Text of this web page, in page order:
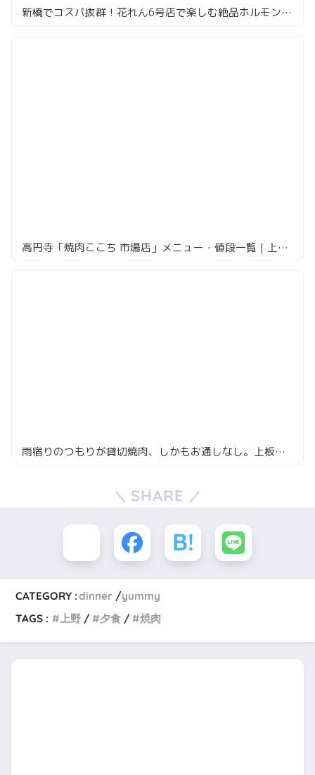
新橋でコスパ抜群！花れん6号店で楽しむ絶品ホルモンと激安ビール酒場
高円寺「焼肉ここち 市場店」メニュー・値段一覧｜上レバーと和牛ハラミを実食
雨宿りのつもりが貸切焼肉、しかもお通しなし。上板橋「七甲山」
SHARE
CATEGORY :dinner
yummy
TAGS :
上野 夕食 焼肉